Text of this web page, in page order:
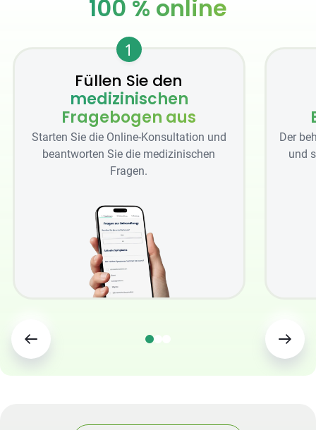
100 % online
1
Füllen Sie den
medizinischen
Fragebogen aus
Starten Sie die Online-Konsultation und
beantworten Sie die medizinischen
Fragen.
Der
und